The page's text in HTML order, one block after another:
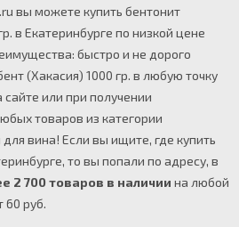
вы можете купить бентонит
в Екатеринбурге по низкой цене
быстро и не дорого
(Хакасия) 1000 гр. в любую точку
или при получении
товаров из категории
вина! Если вы ищите, где купить
то вы попали по адресу, в
2 700 товаров в наличии на любой
60 руб.